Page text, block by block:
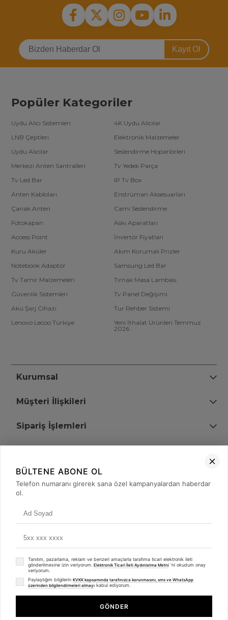
Kayıt Ol
Popüler Kategoriler
Uydu Alıcı Sistemleri
4K Uydu Alıcılar
LNB Çeşitleri
Elektronik Malzemeler
Uydu Alıcılar
Seslendirme Hoparlörleri
Merkezi Anten Santralleri
Tv Yedek Parça
Tv Led Bar
IP Tv Box
Anten Kabloları
Enstrüman Aksesuarları
Çanak Anten
Cami Seslendirme
Fotokapan
Askı Aparatları
Access Point
İnvertör Fiyatları
Kuru Aküler
Akım Korumalı Prizler
Notebook Adaptör
Samsung Led Bar
Tv Tamir Malzemeleri
Tırnak Masa Lambası
Güvenlik Sistemleri
Tv Panel Değişimi
Akü Şarj Cihazı
Tur Rehber Sistemi
Lenovo Lecoo Türkiye
Yeni İthalat Ürünleri Temmuz
2026
Kurumsal
Müşteri İlişkileri
Sipariş İşlemleri
+90 (850) 473 08 08
© 2008 - 2026merterelektronik.com
- Tüm Hakları Saklıdır. Kredi kartı bilgileriniz 256bit SSL sertifikası ile
Whatsapp
BÜLTENE ABONE OL
Telefon numaranı girerek sana özel kampanyalardan haberdar
ol.
Tanıtım, pazarlama, reklam ve benzeri amaçlarla tarafıma ticari elektronik ileti
gönderilmesine izin veriyorum. Elektronik Ticari İleti Aydınlatma Metni 'ni okudum onay
veriyorum.
Paylaştığım bilgilerin KVKK kapsamında tarafınızca korunmasını, sms ve WhatsApp
üzerinden bilgilendirmeleri almayı kabul ediyorum.
GÖNDER